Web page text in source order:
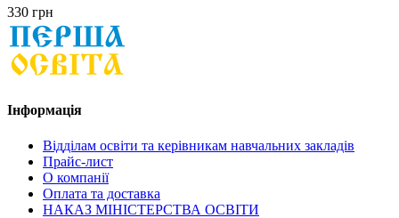
330 грн
Інформація
Відділам освіти та керівникам навчальних закладів
Прайс-лист
О компанії
Оплата та доставка
НАКАЗ МІНІСТЕРСТВА ОСВІТИ